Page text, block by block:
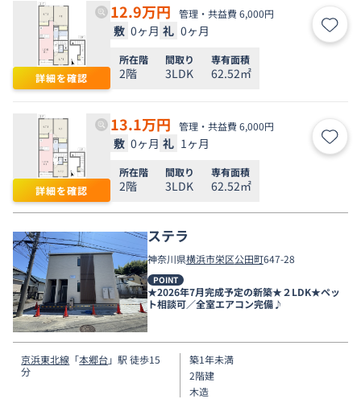
詳細を確認
12.9万円 管理・共益費 6,000円
敷 0ヶ月 礼 0ヶ月 お気
所在階
2階
間取り
3LDK
専有面積
62.52㎡
詳細を確認
13.1万円 管理・共益費 6,000円
敷 0ヶ月 礼 1ヶ月 お気
所在階
2階
間取り
3LDK
専有面積
62.52㎡
ステラ
神奈川県横浜市栄区公田町647-28
POINT
★2026年7月完成予定の新築★２LDK★ペッ
ト相談可／全室エアコン完備♪
京浜東北線 「本郷台」駅 徒歩15
分
築1年未満
2階建
木造